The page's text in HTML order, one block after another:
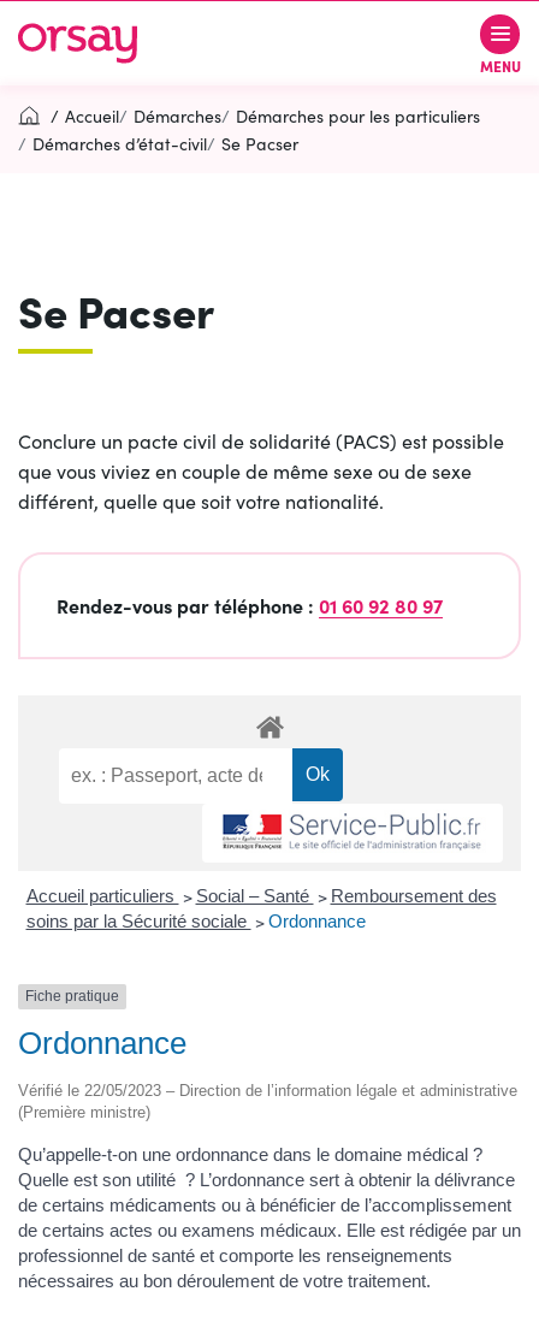
navigation
au
au
page
Ville d’Orsay MENU
Contactez-nous
Accueil Démarches
Démarches pour les particuliers
Démarches d’état-civil
Se Pacser
Se Pacser
Conclure un pacte civil de solidarité (PACS) est possible
que vous viviez en couple de même sexe ou de sexe
différent, quelle que soit votre nationalité.
Rendez-vous par téléphone : 01 60 92 80 97
Accueil particuliers > Social – Santé > Remboursement des
soins par la Sécurité sociale > Ordonnance
Fiche pratique
Ordonnance
Vérifié le 22/05/2023 – Direction de l’information légale et administrative
(Première ministre)
Qu’appelle-t-on une ordonnance dans le domaine médical ?
Quelle est son utilité ? L’ordonnance sert à obtenir la délivrance
de certains médicaments ou à bénéficier de l’accomplissement
de certains actes ou examens médicaux. Elle est rédigée par un
professionnel de santé et comporte les renseignements
nécessaires au bon déroulement de votre traitement.